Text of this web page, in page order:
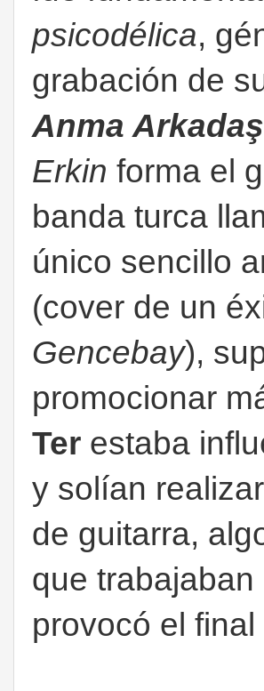
psicodélica,
grabación de
Anma Arkadaş
Erkin forma el
banda turca
único sencillo
(cover de un
Gencebay),
promocionar
Ter estaba
y solían
de guitarra,
que
provocó el